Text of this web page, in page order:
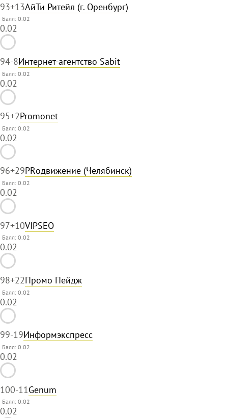
93+13АйТи Ритейл (г. Оренбург)
Балл: 0.02
0.02
94-8Интернет-агентство Sabit
Балл: 0.02
0.02
95+2Promonet
Балл: 0.02
0.02
96+29PRодвижение (Челябинск)
Балл: 0.02
0.02
97+10VIPSEO
Балл: 0.02
0.02
98+22Промо Пейдж
Балл: 0.02
0.02
99-19Информэкспресс
Балл: 0.02
0.02
100-11 Genum
Балл: 0.02
0.02